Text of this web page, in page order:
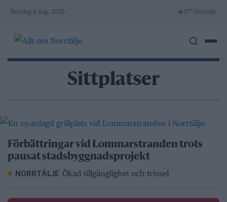
Skip
content
Torsdag 6 aug. 2026 ☀️ 17° Norrtälje
Sittplatser
Förbättringar vid Lommarstranden trots
pausat stadsbyggnadsprojekt
NORRTÄLJE Ökad tillgänglighet och trivsel